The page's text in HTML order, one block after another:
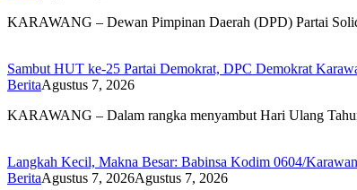
KARAWANG – Dewan Pimpinan Daerah (DPD) Partai
Sambut HUT ke-25 Partai Demokrat, DPC Demokrat
BeritaAgustus 7, 2026
KARAWANG – Dalam rangka menyambut Hari Ulang
Langkah Kecil, Makna Besar: Babinsa Kodim 0604/
BeritaAgustus 7, 2026Agustus 7, 2026